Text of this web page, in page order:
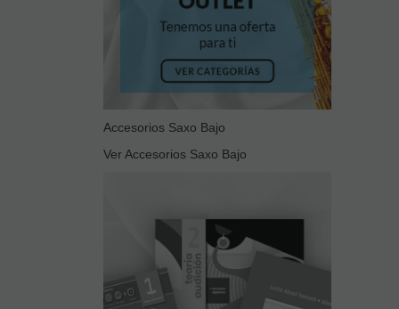
Accesorios Saxo Bajo
Ver Accesorios Saxo Bajo